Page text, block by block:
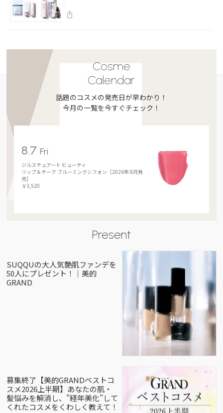
Cosme
Calendar
話題のコスメの発売日が早わかり！
今月の一覧を今すぐチェック！
8.7Fri
ジルスチュアート ビューティ
リップ＆チーク ブルーミングシフォン［2026年 8月発
売］
￥3,520
Present
SUQQUの大人気艶肌ファンデを
50人にプレゼント！｜美的
GRAND
募集終了【美的GRANDベストコ
スメ2026上半期】あなたの肌・
髪悩みを解消し、”経年美化”して
くれたコスメをくわしく教えて！